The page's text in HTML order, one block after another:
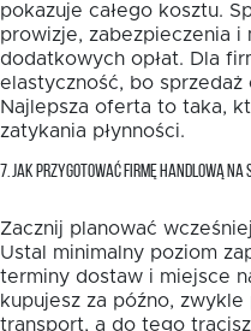
pokazuje całego kosztu.
prowizje, zabezpieczenia i
dodatkowych opłat. Dla
elastyczność, bo
Najlepsza oferta to taka,
zatykania płynności.
7. JAK PRZYGOTOWAĆ FIRMĘ HANDLOWĄ
Zacznij planować
Ustal minimalny poziom
terminy dostaw i miejsce
kupujesz za późno,
transport, a do tego